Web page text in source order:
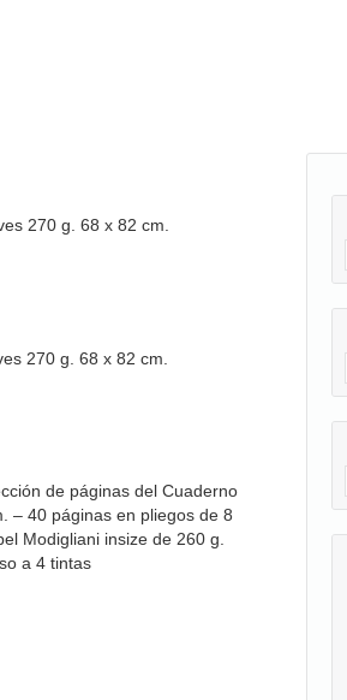
270 g. 68 x 82 cm.
270 g. 68 x 82 cm.
de páginas del Cuaderno
– 40 páginas en pliegos de 8
Modigliani insize de 260 g.
a 4 tintas